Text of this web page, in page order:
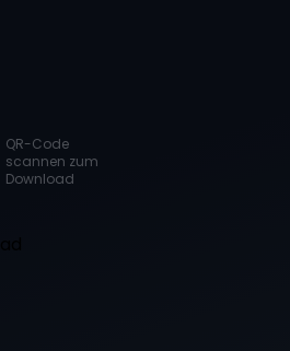
QR-Code
scannen zum
Download